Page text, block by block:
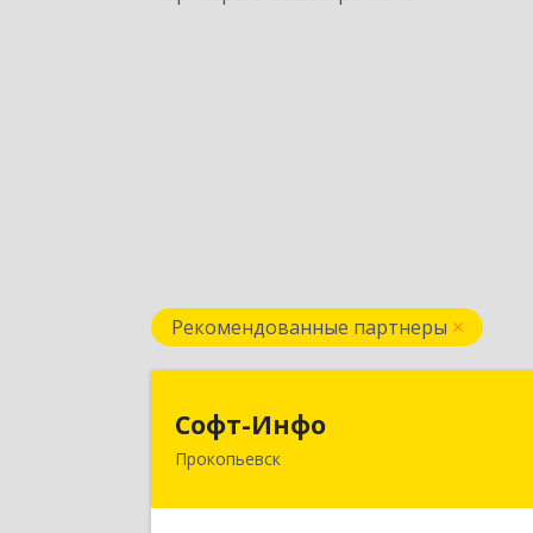
Рекомендованные партнеры
Софт-Инфо
Прокопьевск653039, Кемеровская область -